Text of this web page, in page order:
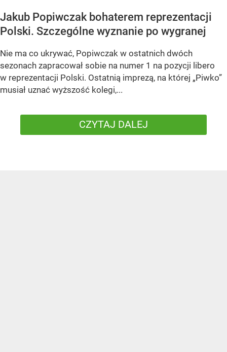
Jakub Popiwczak bohaterem reprezentacji
Polski. Szczególne wyznanie po wygranej
Nie ma co ukrywać, Popiwczak w ostatnich dwóch
sezonach zapracował sobie na numer 1 na pozycji libero
w reprezentacji Polski. Ostatnią imprezą, na której „Piwko”
musiał uznać wyższość kolegi,...
CZYTAJ DALEJ